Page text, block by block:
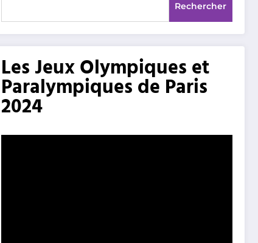
Rechercher
Les Jeux Olympiques et
Paralympiques de Paris
2024